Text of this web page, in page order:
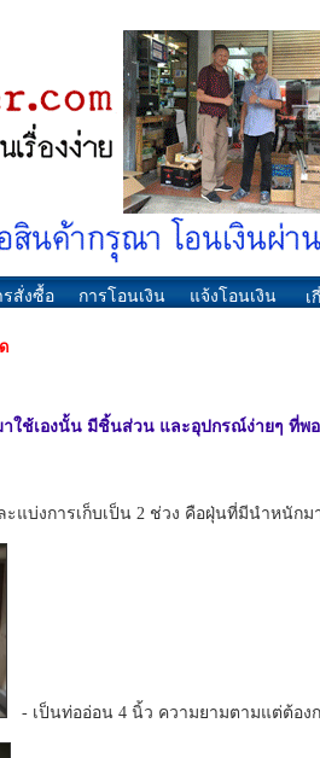
รสั่งซื้อ การโอนเงิน แจ้งโอนเงิน เ
ใช้เองนั้น มีชิ้นส่วน และอุปกรณ์ง่ายๆ ที่พ
แบ่งการเก็บเป็น 2 ช่วง คือฝุ่นที่มีนำหนัก
- เป็นท่ออ่อน 4 นิ้ว ความยามตามแต่ต้อง